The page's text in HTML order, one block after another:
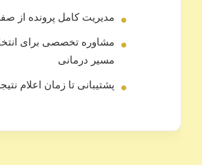
مدیریت کامل پرونده از
مشاوره تخصصی برای
مسیر درمانی
پشتیبانی تا زمان اعلام